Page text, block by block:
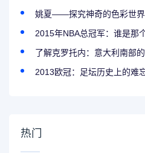
姚夏——探究神奇的色彩世界
2015年NBA总冠军：谁是那
了解克罗托内：意大利南部
2013欧冠：足坛历史上的难
热门